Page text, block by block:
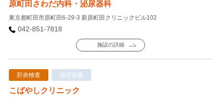
原町田さわだ内科・泌尿器科
東京都町田市原町田6-29-3 新原町田クリニックビル102
042-851-7818
施設の詳細
肝炎検査 指定医療
こばやしクリニック